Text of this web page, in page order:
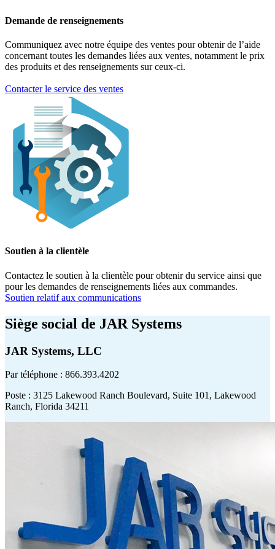
Demande de renseignements
Communiquez avec notre équipe des ventes pour obtenir de l’aide
concernant toutes les demandes liées aux ventes, notamment le prix
des produits et des renseignements sur ceux-ci.
Contacter le service des ventes
Soutien à la clientèle
Contactez le soutien à la clientèle pour obtenir du service ainsi que
pour les demandes de renseignements liées aux commandes.
Soutien relatif aux communications
Siège social de JAR Systems
JAR Systems, LLC
Par téléphone : 866.393.4202
Poste : 3125 Lakewood Ranch Boulevard, Suite 101, Lakewood
Ranch, Florida 34211